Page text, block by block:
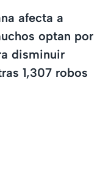
afecta a
optan por
disminuir
1,307 robos